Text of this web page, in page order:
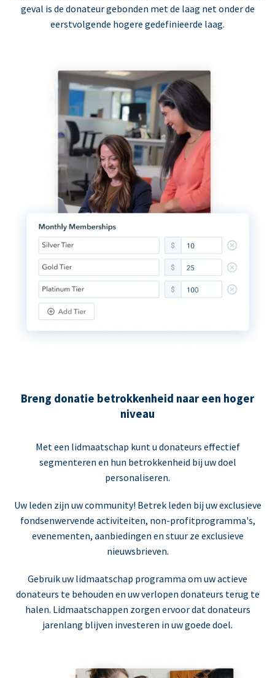
geval is de donateur gebonden met de laag net onder de
eerstvolgende hogere gedefinieerde laag.
Breng donatie betrokkenheid naar een hoger
niveau
Met een lidmaatschap kunt u donateurs effectief
segmenteren en hun betrokkenheid bij uw doel
personaliseren.
Uw leden zijn uw community! Betrek leden bij uw exclusieve
fondsenwervende activiteiten, non-profitprogramma's,
evenementen, aanbiedingen en stuur ze exclusieve
nieuwsbrieven.
Gebruik uw lidmaatschap programma om uw actieve
donateurs te behouden en uw verlopen donateurs terug te
halen. Lidmaatschappen zorgen ervoor dat donateurs
jarenlang blijven investeren in uw goede doel.